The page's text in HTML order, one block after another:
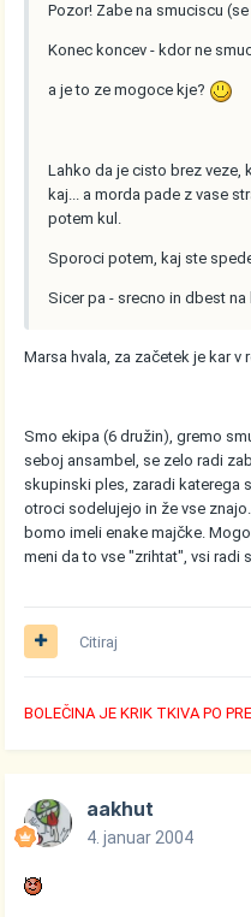
Pozor! Zabe na smuciscu
Konec koncev - kdor ne
a je to ze mogoce kje?
Lahko da je cisto brez veze,
kaj... a morda pade z vase
potem kul.
Sporoci potem, kaj ste
Sicer pa - srecno in dbest
Marsa hvala, za začetek je kar v
Smo ekipa (6 družin), gremo
seboj ansambel, se zelo radi
skupinski ples, zaradi katerega
otroci sodelujejo in že vse
bomo imeli enake majčke.
meni da to vse "zrihtat", vsi radi
Citiraj
BOLEČINA JE KRIK TKIVA PO
aakhut
4. januar 2004